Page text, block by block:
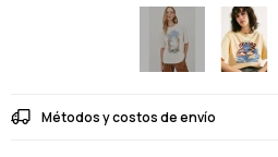
Métodos y costos de envío